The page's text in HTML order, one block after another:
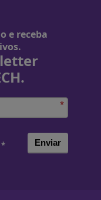
e receba
*
* Enviar